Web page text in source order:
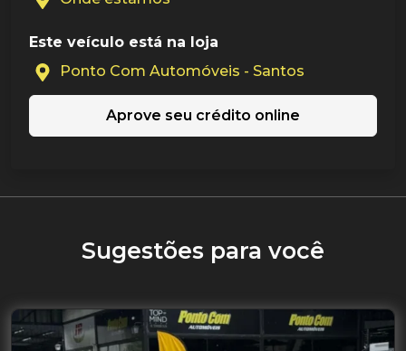
Este veículo está na loja
Ponto Com Automóveis - Santos
Aprove seu crédito online
Sugestões para você